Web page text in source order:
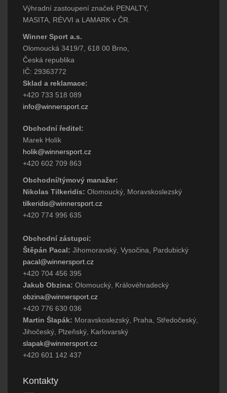
Výhradní zastoupení značek PENALTY,
MASITA, RÉVVI a LAMARK v ČR.
Winner Sport a.s.
Olomoucká 3419/7, 618 00 Brno,
Česká republika
IČ: 29363772
Sklad a reklamace:
+420 733 518 089
info@winnersport.cz
Obchodní ředitel:
Marek Holík
holik@winnersport.cz
+420 602 709 863
Obchodní/týmový manažer:
Nikolas Tilkeridis: Olomoucký, Moravskoslezský
tilkeridis@winnersport.cz
+420 774 996 635
Obchodní zástupci:
Štěpán Pacal: Jihomoravský, Vysočina, Pardubický
pacal@winnersport.cz
+420 704 456 395
Jakub Obzina: Olomoucký, Královéhradecký
obzina@winnersport.cz
+420 776 630 036
Martin Šlapák: Moravskoslezský, Praha, Středočeský,
Jihočeský, Plzeňský, Karlovarský
slapak@winnersport.cz
+420 601 142 437
Kontakty